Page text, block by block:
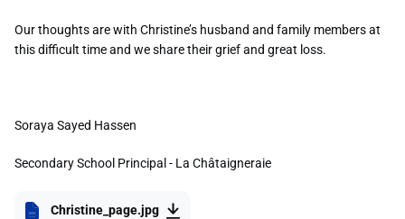
Our thoughts are with Christine’s husband and family members at
this difficult time and we share their grief and great loss.
Soraya Sayed Hassen
Secondary School Principal - La Châtaigneraie
Christine_page.jpg